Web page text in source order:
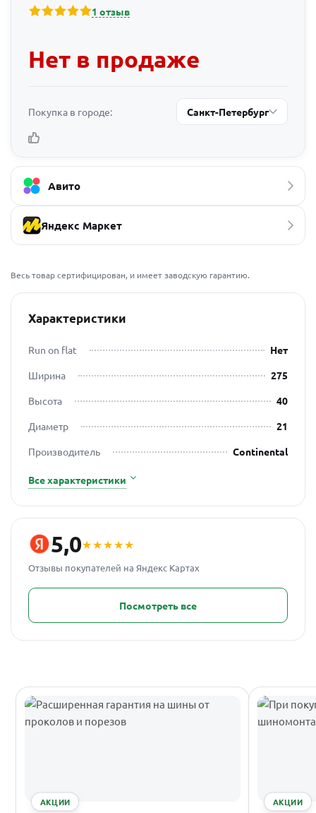
1 отзыв
Нет в продаже
Покупка в городе: Санкт-Петербург
Авито
Яндекс Маркет
Весь товар сертифицирован, и имеет заводскую гарантию.
Характеристики
Run on flat
Нет
Ширина
275
Высота
40
Диаметр
21
Производитель
Continental
Все характеристики
5,0★★★★★
Отзывы покупателей на Яндекс Картах
Посмотреть все
АКЦИИ АКЦИИ